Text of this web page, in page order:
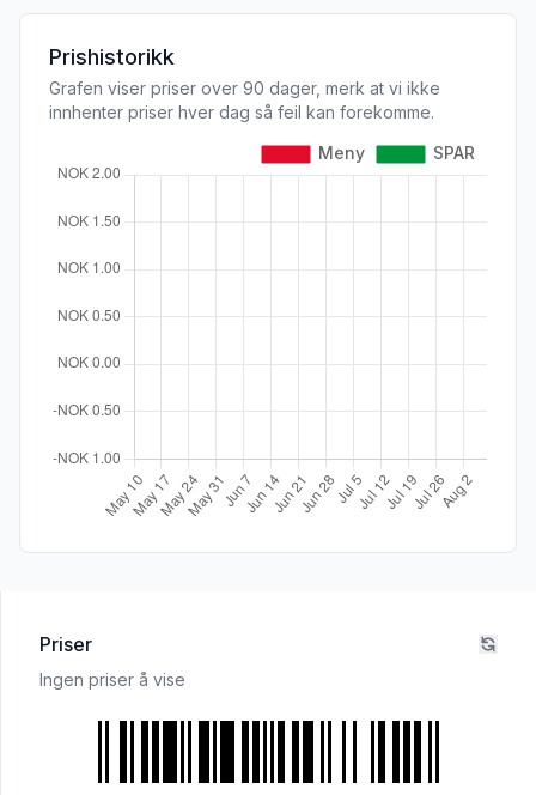
Prishistorikk
Grafen viser priser over 90 dager, merk at vi ikke
innhenter priser hver dag så feil kan forekomme.
Priser
Ingen priser å vise